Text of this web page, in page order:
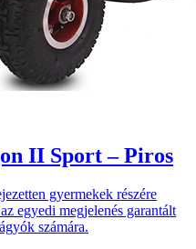
II Sport – Piros
gyermekek részére
egyedi megjelenés garantált
számára.